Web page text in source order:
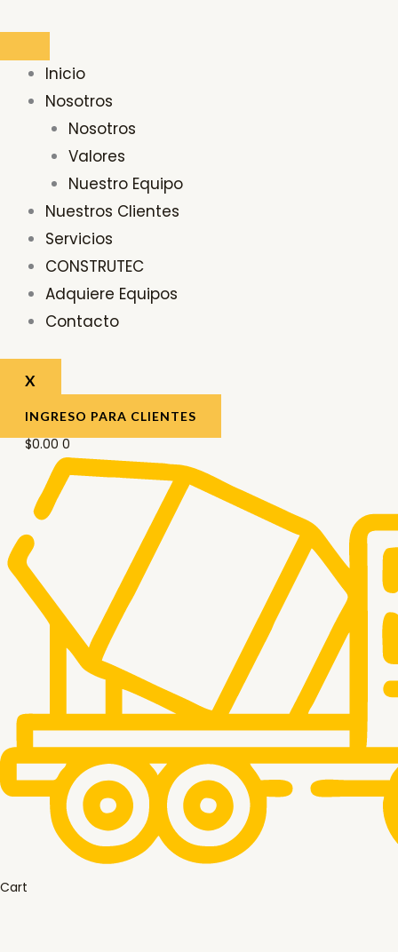
contenido
Inicio
Nosotros
Nosotros
Valores
Nuestro Equipo
Nuestros Clientes
Servicios
CONSTRUTEC
Adquiere Equipos
Contacto
X
INGRESO PARA CLIENTES
$0.00 0
Cart